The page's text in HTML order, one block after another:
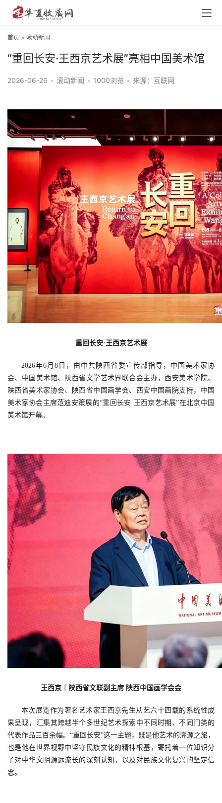
首页 > 滚动新闻
“重回长安·王西京艺术展”亮相中国美术馆
2026-06-26 • 滚动新闻 • 1000浏览 • 来源：互联网
重回长安·王西京艺术展
2026年6月8日，由中共陕西省委宣传部指导，中国美术家协
会、中国美术馆、陕西省文学艺术界联合会主办，西安美术学院、
陕西省美术家协会、陕西省中国画学会、西安中国画院支持，中国
美术家协会主席范迪安策展的“重回长安·王西京艺术展”在北京中国
美术馆开幕。
王西京｜陕西省文联副主席 陕西中国画学会会
本次展览作为著名艺术家王西京先生从艺六十四载的系统性成
果呈现，汇集其跨越半个多世纪艺术探索中不同时期、不同门类的
代表作品三百余幅。“重回长安”这一主题，既是他艺术的溯源之旅，
也是他在世界视野中坚守民族文化的精神根基，寄托着一位知识分
子对中华文明源远流长的深刻认知，以及对民族文化复兴的坚定信
念。